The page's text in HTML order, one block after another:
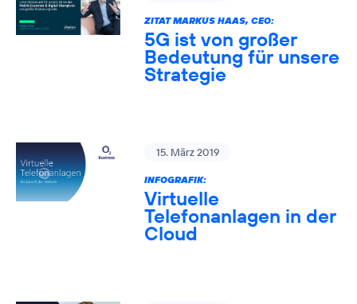
ZITAT MARKUS HAAS, CEO:
5G ist von großer
Bedeutung für unsere
Strategie
15. März 2019
INFOGRAFIK:
Virtuelle
Telefonanlagen in der
Cloud